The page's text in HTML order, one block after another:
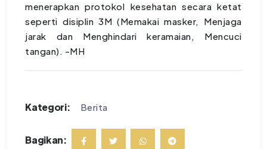
menerapkan protokol kesehatan secara ketat
seperti disiplin 3M (Memakai masker, Menjaga
jarak dan Menghindari keramaian, Mencuci
tangan). -MH
Kategori: Berita
Bagikan: